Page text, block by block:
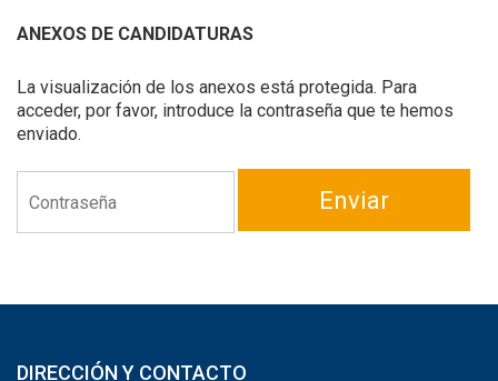
ANEXOS DE CANDIDATURAS
La visualización de los anexos está protegida. Para
acceder, por favor, introduce la contraseña que te hemos
enviado.
Enviar
DIRECCIÓN Y CONTACTO